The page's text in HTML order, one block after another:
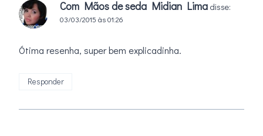
Com Mãos de seda Midian Lima disse:
03/03/2015 às 01:26
Ótima resenha, super bem explicadinha.
Responder